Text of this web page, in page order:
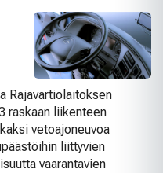
Rajavartiolaitoksen
raskaan liikenteen
vetoajoneuvoa
liittyvien
vaarantavien